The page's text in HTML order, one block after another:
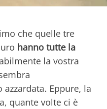
che quelle tre
hanno tutte la
la vostra
Eppure, la
quante volte ci è